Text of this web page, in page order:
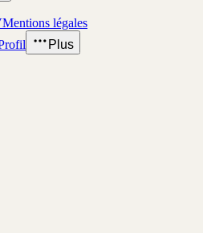
Mentions légales
Plus